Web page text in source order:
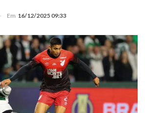
Em 16/12/2025 09:33